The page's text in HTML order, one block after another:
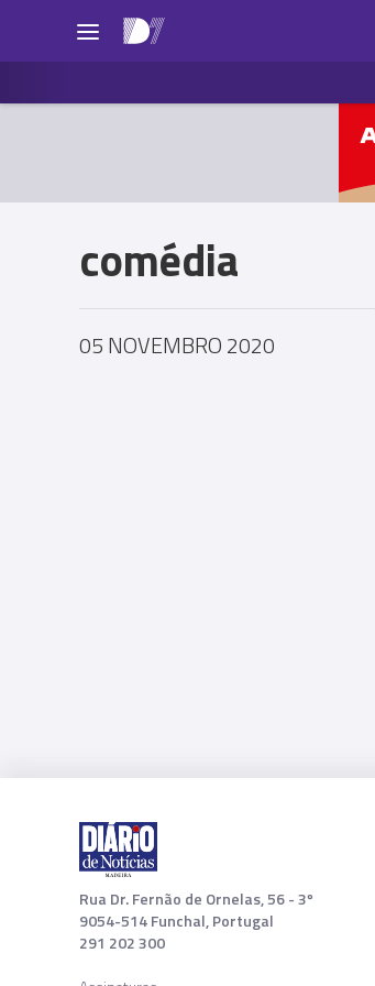
comédia
05 NOVEMBRO 2020
Rua Dr. Fernão de Ornelas, 56 - 3º
9054-514 Funchal, Portugal
291 202 300